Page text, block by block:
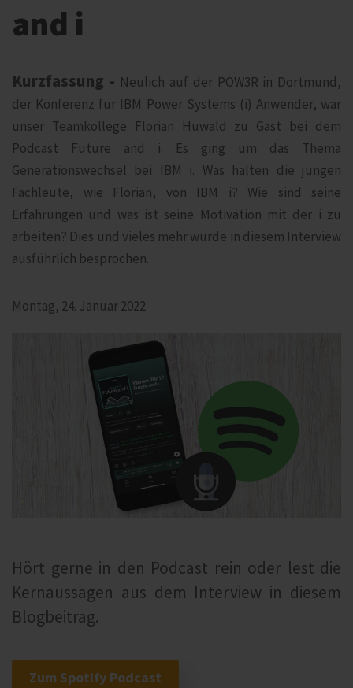
and i
Kurzfassung - Neulich auf der POW3R in Dortmund,
der Konferenz für IBM Power Systems (i) Anwender, war
unser Teamkollege Florian Huwald zu Gast bei dem
Podcast Future and i. Es ging um das Thema
Generationswechsel bei IBM i. Was halten die jungen
Fachleute, wie Florian, von IBM i? Wie sind seine
Erfahrungen und was ist seine Motivation mit der i zu
arbeiten? Dies und vieles mehr wurde in diesem Interview
ausführlich besprochen.
Montag, 24. Januar 2022
Hört gerne in den Podcast rein oder lest die
Kernaussagen aus dem Interview in diesem
Blogbeitrag.
Zum Spotify Podcast